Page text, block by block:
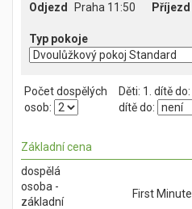
Odjezd Praha 11:50 Příjezd
Typ pokoje
Počet dospělých
osob:
Děti: 1. dítě do:
dítě do:
Základní cena
dospělá
osoba -
základní
First Minute